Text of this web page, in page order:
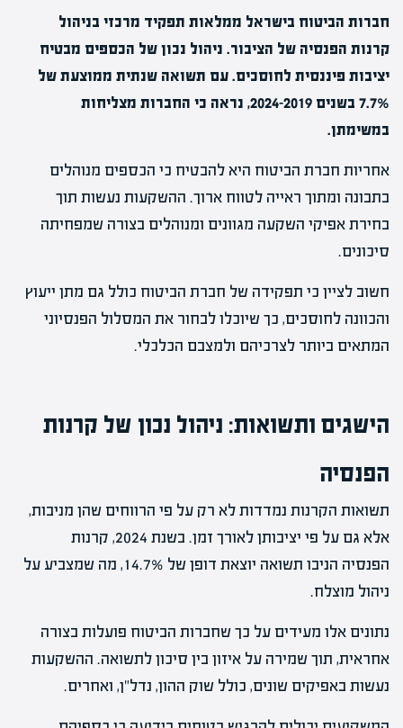
חברות הביטוח בישראל ממלאות תפקיד מרכזי בניהול
קרנות הפנסיה של הציבור. ניהול נכון של הכספים מבטיח
יציבות פיננסית לחוסכים. עם תשואה שנתית ממוצעת של
7.7% בשנים 2019–2024, נראה כי החברות מצליחות
במשימתן.
אחריות חברת הביטוח היא להבטיח כי הכספים מנוהלים
בתבונה ומתוך ראייה לטווח ארוך. ההשקעות נעשות תוך
בחירת אפיקי השקעה מגוונים ומנוהלים בצורה שמפחיתה
סיכונים.
חשוב לציין כי תפקידה של חברת הביטוח כולל גם מתן ייעוץ
והכוונה לחוסכים, כך שיוכלו לבחור את המסלול הפנסיוני
המתאים ביותר לצרכיהם ולמצבם הכלכלי.
הישגים ותשואות: ניהול נכון של קרנות
הפנסיה
תשואות הקרנות נמדדות לא רק על פי הרווחים שהן מניבות,
אלא גם על פי יציבותן לאורך זמן. בשנת 2024, קרנות
הפנסיה הניבו תשואה יוצאת דופן של 14.7%, מה שמצביע על
ניהול מוצלח.
נתונים אלו מעידים על כך שחברות הביטוח פועלות בצורה
אחראית, תוך שמירה על איזון בין סיכון לתשואה. ההשקעות
נעשות באפיקים שונים, כולל שוק ההון, נדל"ן, ואחרים.